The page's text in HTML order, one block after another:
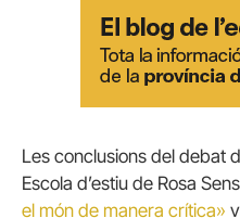
Les conclusions del debat
Escola d’estiu de Rosa
el món de manera crítica»